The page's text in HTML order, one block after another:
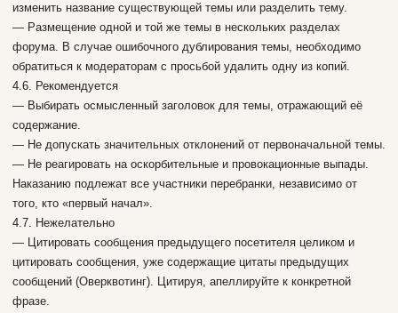
изменить название существующей темы или разделить тему.
— Размещение одной и той же темы в нескольких разделах
форума. В случае ошибочного дублирования темы, необходимо
обратиться к модераторам с просьбой удалить одну из копий.
4.6. Рекомендуется
— Выбирать осмысленный заголовок для темы, отражающий её
содержание.
— Не допускать значительных отклонений от первоначальной темы.
— Не реагировать на оскорбительные и провокационные выпады.
Наказанию подлежат все участники перебранки, независимо от
того, кто «первый начал».
4.7. Нежелательно
— Цитировать сообщения предыдущего посетителя целиком и
цитировать сообщения, уже содержащие цитаты предыдущих
сообщений (Оверквотинг). Цитируя, апеллируйте к конкретной
фразе.